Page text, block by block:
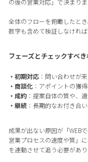
の後の営業対応」で決まりま
全体のフローを俯瞰したと
数字も含めて検証しなければ
フェーズとチェックすべ
・初期対応：問い合わせが
・商談化：アポイントの獲
・成約：提案自体の質や、
・継続：長期的なお付き合
成果が出ない原因が「WEB
営業プロセスの速度や質」
を連動させて追う必要があり